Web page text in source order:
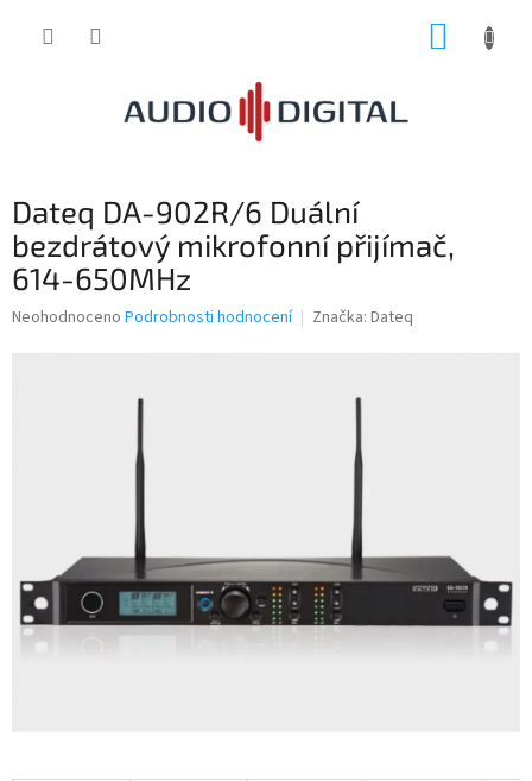
Dateq DA-902R/6 Duální
bezdrátový mikrofonní přijímač,
614-650MHz
Průměrné
Neohodnoceno Podrobnosti hodnocení Značka: Dateq